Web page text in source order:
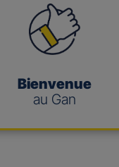
Bienvenue
au Gan